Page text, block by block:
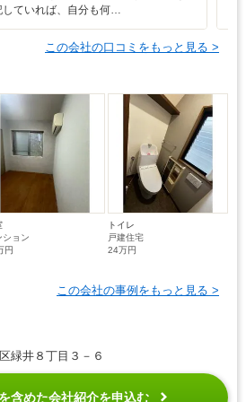
していれば、自分も何…
この会社の口コミをもっと見る >
ション
円
トイレ
戸建住宅
24万円
この会社の事例をもっと見る >
緑井８丁目３－６
含めた会社紹介を申込む